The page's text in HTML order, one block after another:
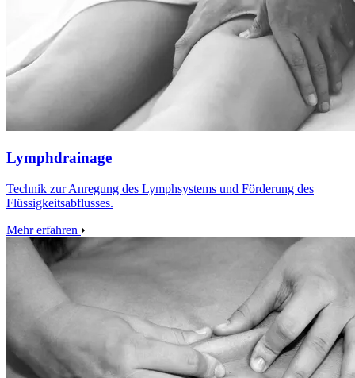
Lymphdrainage
Technik zur Anregung des Lymphsystems und Förderung des
Flüssigkeitsabflusses.
Mehr erfahren